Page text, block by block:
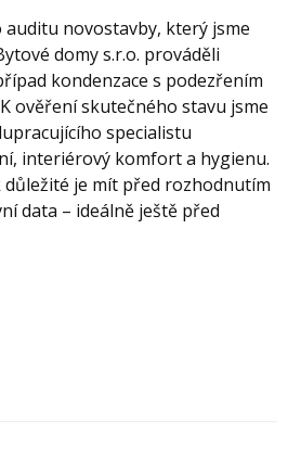
auditu novostavby, který jsme
domy s.r.o. prováděli
kondenzace s podezřením
ověření skutečného stavu jsme
specialistu
interiérový komfort a hygienu.
důležité je mít před rozhodnutím
data – ideálně ještě před